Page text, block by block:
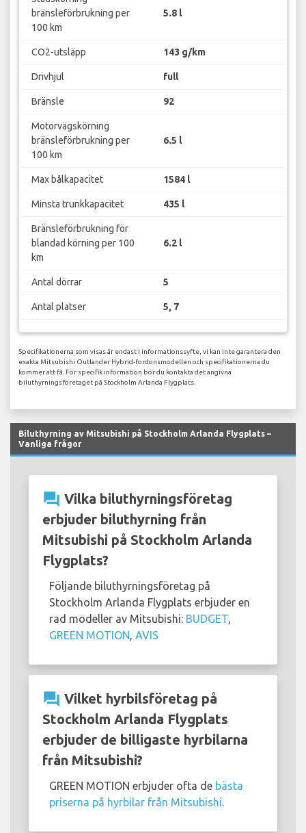
bränsleförbrukning per
100 km
5.8 l
CO2-utsläpp 143 g/km
Drivhjul full
Bränsle 92
Motorvägskörning
bränsleförbrukning per
100 km
6.5 l
Max bålkapacitet 1584 l
Minsta trunkkapacitet 435 l
Bränsleförbrukning för
blandad körning per 100
km
6.2 l
Antal dörrar 5
Antal platser 5, 7
Specifikationerna som visas är endast i informationssyfte, vi kan inte garantera den
exakta Mitsubishi Outlander Hybrid-fordonsmodellen och specifikationerna du
kommer att få. För specifik information bör du kontakta det angivna
biluthyrningsföretaget på Stockholm Arlanda Flygplats.
Biluthyrning av Mitsubishi på Stockholm Arlanda Flygplats –
Vanliga frågor
question_answer Vilka biluthyrningsföretag
erbjuder biluthyrning från
Mitsubishi på Stockholm Arlanda
Flygplats?
Följande biluthyrningsföretag på
Stockholm Arlanda Flygplats erbjuder en
rad modeller av Mitsubishi: BUDGET
GREEN MOTION AVIS
question_answer Vilket hyrbilsföretag på
Stockholm Arlanda Flygplats
erbjuder de billigaste hyrbilarna
från Mitsubishi?
GREEN MOTION erbjuder ofta de bästa
priserna på hyrbilar från Mitsubishi